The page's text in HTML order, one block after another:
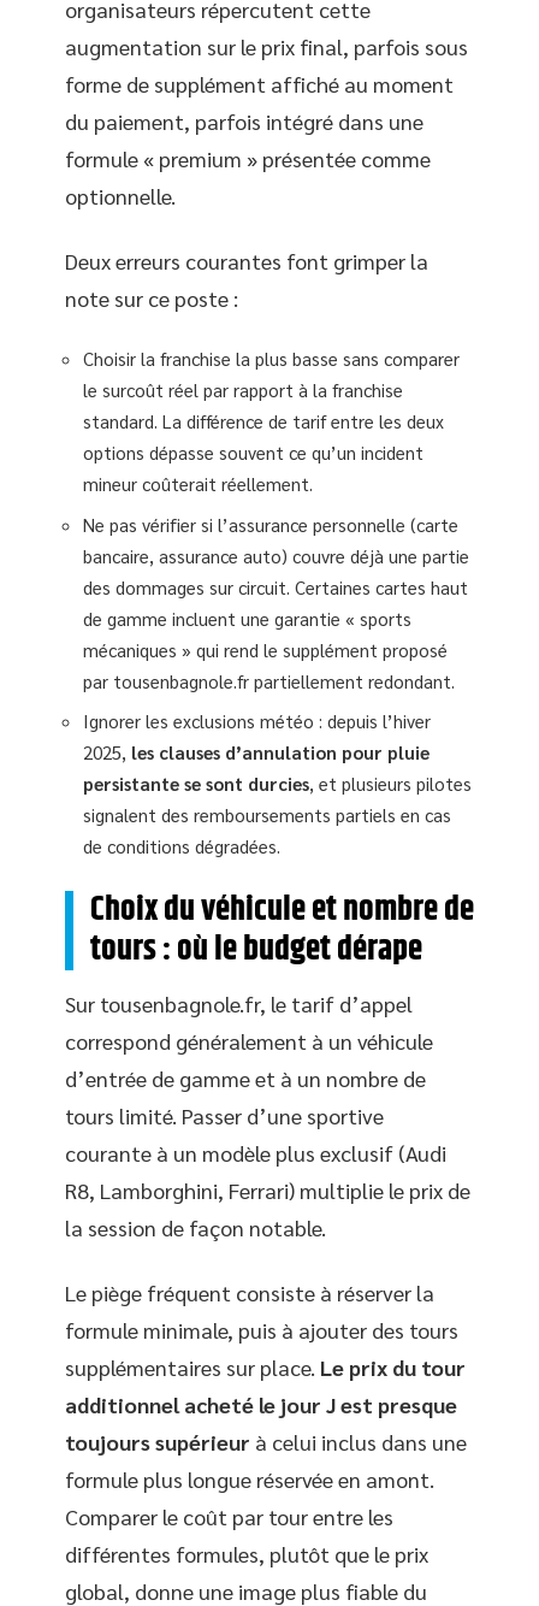
organisateurs répercutent cette
augmentation sur le prix final, parfois sous
forme de supplément affiché au moment
du paiement, parfois intégré dans une
formule « premium » présentée comme
optionnelle.
Deux erreurs courantes font grimper la
note sur ce poste :
Choisir la franchise la plus basse sans comparer
le surcoût réel par rapport à la franchise
standard. La différence de tarif entre les deux
options dépasse souvent ce qu’un incident
mineur coûterait réellement.
Ne pas vérifier si l’assurance personnelle (carte
bancaire, assurance auto) couvre déjà une partie
des dommages sur circuit. Certaines cartes haut
de gamme incluent une garantie « sports
mécaniques » qui rend le supplément proposé
par tousenbagnole.fr partiellement redondant.
Ignorer les exclusions météo : depuis l’hiver
2025, les clauses d’annulation pour pluie
persistante se sont durcies, et plusieurs pilotes
signalent des remboursements partiels en cas
de conditions dégradées.
Choix du véhicule et nombre de
tours : où le budget dérape
Sur tousenbagnole.fr, le tarif d’appel
correspond généralement à un véhicule
d’entrée de gamme et à un nombre de
tours limité. Passer d’une sportive
courante à un modèle plus exclusif (Audi
R8, Lamborghini, Ferrari) multiplie le prix de
la session de façon notable.
Le piège fréquent consiste à réserver la
formule minimale, puis à ajouter des tours
supplémentaires sur place. Le prix du tour
additionnel acheté le jour J est presque
toujours supérieur à celui inclus dans une
formule plus longue réservée en amont.
Comparer le coût par tour entre les
différentes formules, plutôt que le prix
global, donne une image plus fiable du